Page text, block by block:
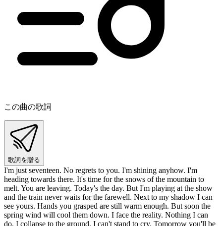
この曲の歌詞
歌詞を贈る
I'm just seventeen. No regrets to you. I'm shining anyhow. I'm
heading towards there. It's time for the snows of the mountain to
melt. You are leaving. Today's the day. But I'm playing at the show
and the train never waits for the farewell. Next to my shadow I can
see yours. Hands you grasped are still warm enough. But soon the
spring wind will cool them down. I face the reality. Nothing I can
do. I collapse to the ground. I can't stand to cry. Tomorrow you'll be